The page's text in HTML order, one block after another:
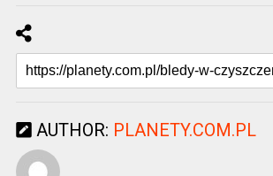
AUTHOR: PLANETY.COM.PL